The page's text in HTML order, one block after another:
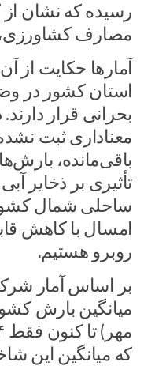
رسیده که نشان از
مصارف
استان کشور در
معناداری ثبت
باقی‌مانده،
تأثیری بر ذخایر
ساحلی شمال
امسال با کاهش
روبرو هستیم.
بر اساس آمار
میانگین بارش